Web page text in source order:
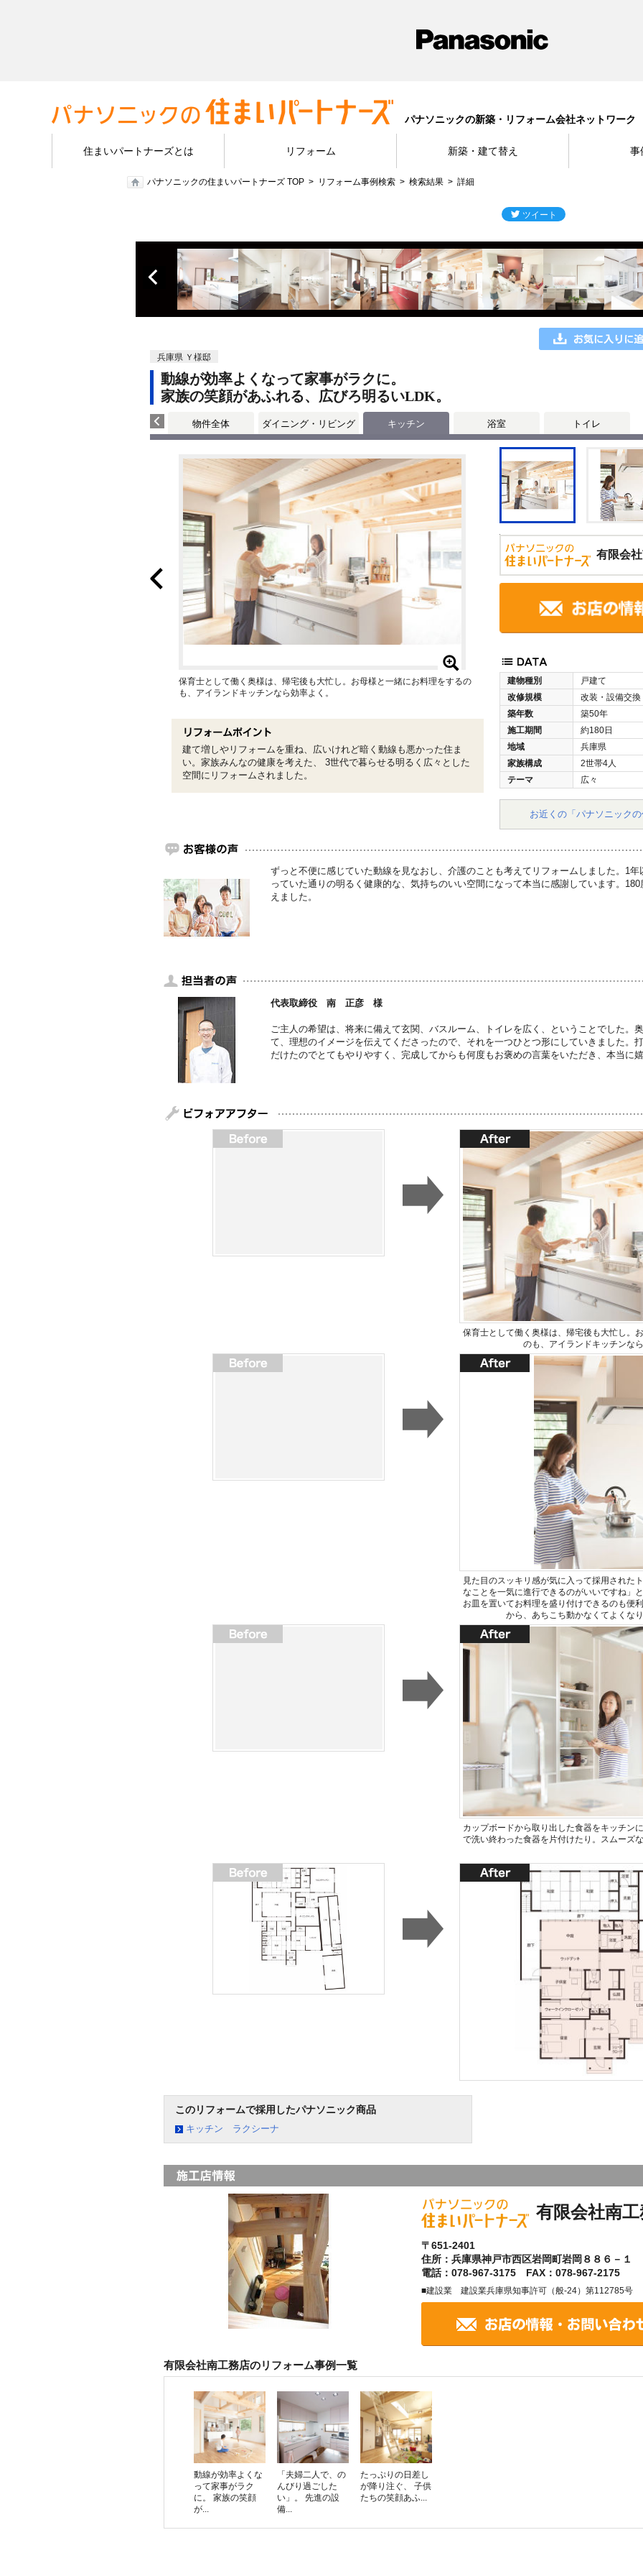
パナソニックの新築・リフォーム会社ネットワーク
住まいパートナーズとは リフォーム 新築・建て替え 事
パナソニックの住まいパートナーズ TOP リフォーム事例検索 検索結果 詳細
兵庫県 Ｙ様邸
動線が効率よくなって家事がラクに。
家族の笑顔があふれる、広びろ明るいLDK。
物件全体 ダイニング・リビング キッチン 浴室 トイレ
有限会
建物種別
戸建て
改修規模
改装・設備交換
築年数
築50年
施工期間
約180日
地域
兵庫県
家族構成
2世帯4人
テーマ
広々
お近くの「パナソニック
保育士として働く奥様は、帰宅後も大忙し。お母様と一緒にお料理をするの
も、アイランドキッチンなら効率よく。
建て増しやリフォームを重ね、広いけれど暗く動線も悪かった住ま
い。家族みんなの健康を考えた、 3世代で暮らせる明るく広々とした
空間にリフォームされました。
ずっと不便に感じていた動線を見なおし、介護のことも考えてリフォームしました。1
っていた通りの明るく健康的な、気持ちのいい空間になって本当に感謝しています。
えました。
代表取締役 南 正彦 様
ご主人の希望は、将来に備えて玄関、バスルーム、トイレを広く、ということでした。
て、理想のイメージを伝えてくださったので、それを一つひとつ形にしていきました。
だけたのでとてもやりやすく、完成してからも何度もお褒めの言葉をいただき、本当に
保育士として働く奥様は、帰宅後も大忙し。
のも、アイランドキッチンな
見た目のスッキリ感が気に入って採用された
なことを一気に進行できるのがいいですね」
お皿を置いてお料理を盛り付けできるのも便
から、あちこち動かなくてよくな
カップボードから取り出した食器をキッチン
で洗い終わった食器を片付けたり。スムーズ
このリフォームで採用したパナソニック商品
キッチン ラクシーナ
有限会社南
〒651-2401
住所：兵庫県神戸市西区岩岡町岩岡８８６－１
電話：078-967-3175 FAX：078-967-2175
■建設業 建設業兵庫県知事許可（般-24）第112785号
有限会社南工務店のリフォーム事例一覧
動線が効率よくな
って家事がラク
に。 家族の笑顔
が...
「夫婦二人で、の
んびり過ごした
い」。 先進の設
備...
たっぷりの日差し
が降り注ぐ、 子供
たちの笑顔あふ...